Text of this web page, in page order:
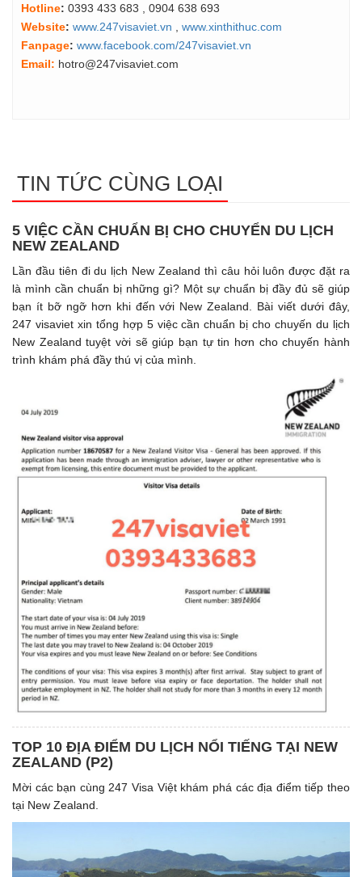
Hotline: 0393 433 683 , 0904 638 693
Website: www.247visaviet.vn
www.xinthithuc.com
Fanpage: www.facebook.com/247visaviet.vn
Email: hotro@247visaviet.com
TIN TỨC CÙNG LOẠI
5 VIỆC CẦN CHUẨN BỊ CHO CHUYỂN DU LỊCH
NEW ZEALAND
Lần đầu tiên đi du lịch New Zealand thì câu hỏi luôn được đặt ra
là mình cần chuẩn bị những gì? Một sự chuẩn bị đầy đủ sẽ giúp
bạn ít bỡ ngỡ hơn khi đến với New Zealand. Bài viết dưới đây,
247 visaviet xin tổng hợp 5 việc cần chuẩn bị cho chuyến du lịch
New Zealand tuyệt vời sẽ giúp bạn tự tin hơn cho chuyến hành
trình khám phá đầy thú vị của mình.
TOP 10 ĐỊA ĐIỂM DU LỊCH NỔI TIẾNG TẠI NEW
ZEALAND (P2)
Mời các bạn cùng 247 Visa Việt khám phá các địa điểm tiếp theo
tại New Zealand.